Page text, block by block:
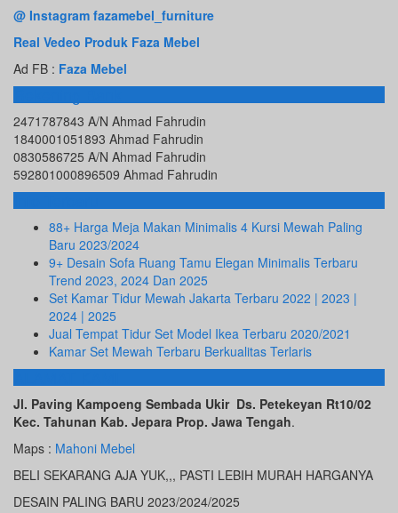
@ Instagram fazamebel_furniture
Real Vedeo Produk Faza Mebel
Ad FB : Faza Mebel
Rekening Bank
2471787843 A/N Ahmad Fahrudin
1840001051893 Ahmad Fahrudin
0830586725 A/N Ahmad Fahrudin
592801000896509 Ahmad Fahrudin
Info Terbaru
88+ Harga Meja Makan Minimalis 4 Kursi Mewah Paling
Baru 2023/2024
9+ Desain Sofa Ruang Tamu Elegan Minimalis Terbaru
Trend 2023, 2024 Dan 2025
Set Kamar Tidur Mewah Jakarta Terbaru 2022 | 2023 |
2024 | 2025
Jual Tempat Tidur Set Model Ikea Terbaru 2020/2021
Kamar Set Mewah Terbaru Berkualitas Terlaris
ALAMAT KAMI
Jl. Paving Kampoeng Sembada Ukir Ds. Petekeyan Rt10/02
Kec. Tahunan Kab. Jepara Prop. Jawa Tengah.
Maps : Mahoni Mebel
BELI SEKARANG AJA YUK,,, PASTI LEBIH MURAH HARGANYA
DESAIN PALING BARU 2023/2024/2025